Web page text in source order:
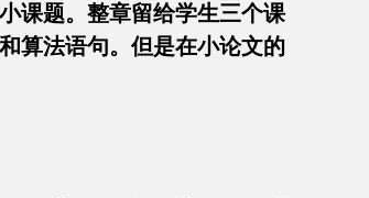
课题。整章留给学生三个课
算法语句。但是在小论文的